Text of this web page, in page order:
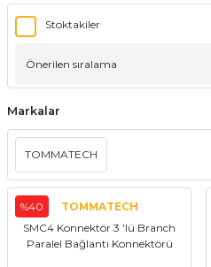
Cihazları
Cihazları
Evi Paketleri
Paketleri
Paketler
Stoktakiler
Markalar
TOMMATECH
%40
TOMMATECH
SMC4 Konnektör 3 'lü Branch
Paralel Bağlantı Konnektörü